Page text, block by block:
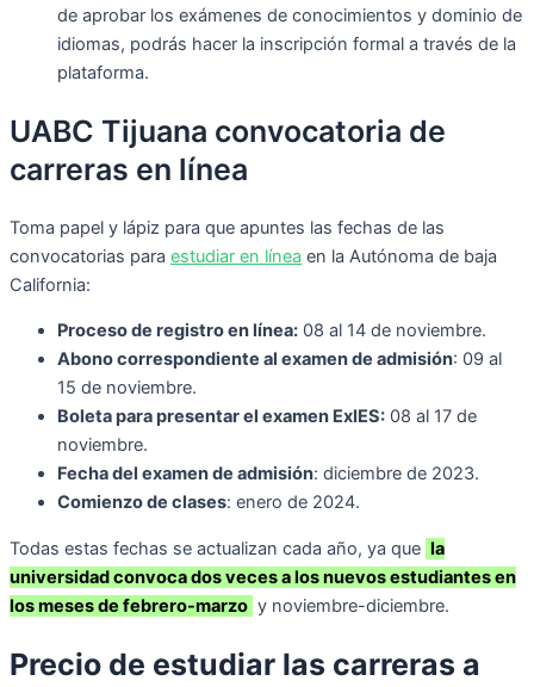
de aprobar los exámenes de conocimientos y dominio de
idiomas, podrás hacer la inscripción formal a través de la
plataforma.
UABC Tijuana convocatoria de
carreras en línea
Toma papel y lápiz para que apuntes las fechas de las
convocatorias para estudiar en línea en la Autónoma de baja
California:
Proceso de registro en línea: 08 al 14 de noviembre.
Abono correspondiente al examen de admisión: 09 al
15 de noviembre.
Boleta para presentar el examen ExIES: 08 al 17 de
noviembre.
Fecha del examen de admisión: diciembre de 2023.
Comienzo de clases: enero de 2024.
Todas estas fechas se actualizan cada año, ya que la
universidad convoca dos veces a los nuevos estudiantes en
los meses de febrero-marzo y noviembre-diciembre.
Precio de estudiar las carreras a